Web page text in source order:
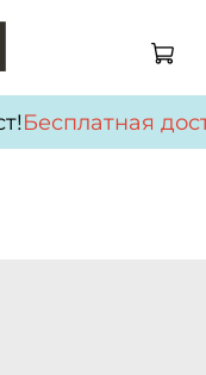
Бесплатная